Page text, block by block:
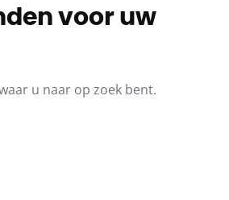
voor uw
u naar op zoek bent.